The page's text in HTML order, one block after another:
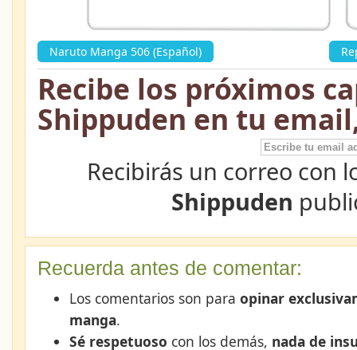
Naruto Manga 506 (Español)
Recibe los próximos
Shippuden en tu
Recibirás un correo con
Shippuden
Recuerda antes de comentar:
Los comentarios son para opinar
manga.
Sé respetuoso con los demás, nada de